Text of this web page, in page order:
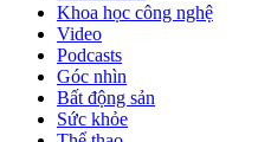
Khoa học công nghệ
Video
Podcasts
Góc nhìn
Bất động sản
Sức khỏe